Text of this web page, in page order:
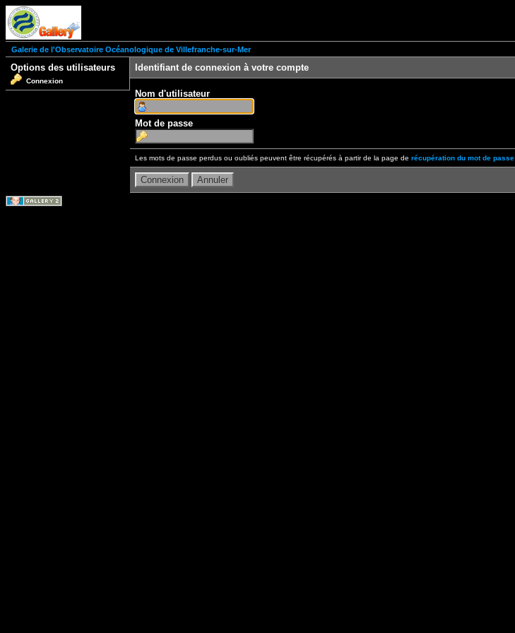
Galerie de l'Observatoire Océanologique de Villefranche-sur-Mer
Options des utilisateurs
Connexion
Identifiant de connexion à votre compte
Nom d'utilisateur
Mot de passe
Les mots de passe perdus ou oubliés peuvent être récupérés à partir de la page de récupération du mot de passe